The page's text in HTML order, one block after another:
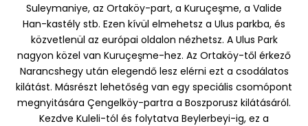
Suleymaniye, az Ortaköy-part, a Kuruçeşme, a Valide
Han-kastély stb. Ezen kívül elmehetsz a Ulus parkba, és
közvetlenül az európai oldalon nézhetsz. A Ulus Park
nagyon közel van Kuruçeşme-hez. Az Ortaköy-től érkező
Narancshegy után elegendő lesz elérni ezt a csodálatos
kilátást. Másrészt lehetőség van egy speciális csomópont
megnyitására Çengelköy-partra a Boszporusz kilátásáról.
Kezdve Kuleli-tól és folytatva Beylerbeyi-ig, ez a